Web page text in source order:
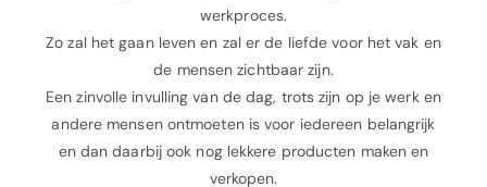
werkproces.
Zo zal het gaan leven en zal er de liefde voor het vak en
de mensen zichtbaar zijn.
Een zinvolle invulling van de dag, trots zijn op je werk en
andere mensen ontmoeten is voor iedereen belangrijk
en dan daarbij ook nog lekkere producten maken en
verkopen.